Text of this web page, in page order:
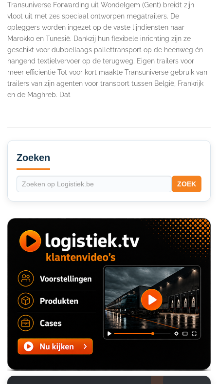
Transuniverse Forwarding uit Wondelgem (Gent) breidt zijn
vloot uit met zes speciaal ontworpen megatrailers. De
opleggers worden ingezet op de vaste lijndiensten naar
Marokko en Tunesië. Dankzij hun flexibele inrichting zijn ze
geschikt voor dubbellaags pallettransport op de heenweg én
hangend textielvervoer op de terugweg. Eigen trailers voor
meer efficiëntie Tot voor kort maakte Transuniverse gebruik van
trailers van zijn agenten voor transport tussen België, Frankrijk
en de Maghreb. Dat
Secondary
Sidebar
Zoeken
ZOEK